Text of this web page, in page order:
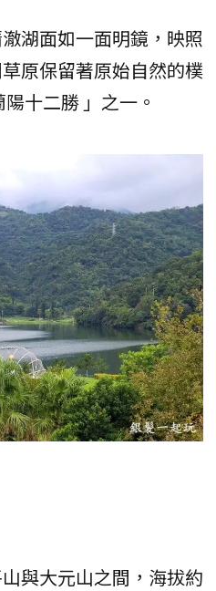
湖面如一面明鏡，映照
原保留著原始自然的樸
十二勝 」之一。
與大元山之間，海拔約